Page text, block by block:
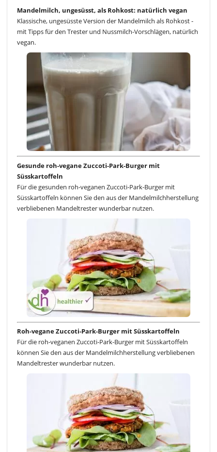
Mandelmilch, ungesüsst, als Rohkost: natürlich vegan
Klassische, ungesüsste Version der Mandelmilch als Rohkost -
mit Tipps für den Trester und Nussmilch-Vorschlägen, natürlich
vegan.
Gesunde roh-vegane Zuccoti-Park-Burger mit
Süsskartoffeln
Für die gesunden roh-veganen Zuccoti-Park-Burger mit
Süsskartoffeln können Sie den aus der Mandelmilchherstellung
verbliebenen Mandeltrester wunderbar nutzen.
Roh-vegane Zuccoti-Park-Burger mit Süsskartoffeln
Für die roh-veganen Zuccoti-Park-Burger mit Süsskartoffeln
können Sie den aus der Mandelmilchherstellung verbliebenen
Mandeltrester wunderbar nutzen.